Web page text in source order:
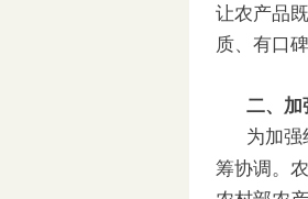
让农产品
质、有口
二、加
为加强
筹协调。